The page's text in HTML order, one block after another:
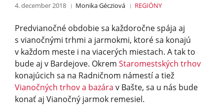
4. december 2018 Monika Gécziová REGIÓNY
Predvianočné obdobie sa každoročne spája aj
s vianočnými trhmi a jarmokmi, ktoré sa konajú
v každom meste i na viacerých miestach. A tak to
bude aj v Bardejove. Okrem Staromestských trhov
konajúcich sa na Radničnom námestí a tiež
Vianočných trhov a bazára v Bašte, sa u nás bude
konať aj Vianočný jarmok remesiel.